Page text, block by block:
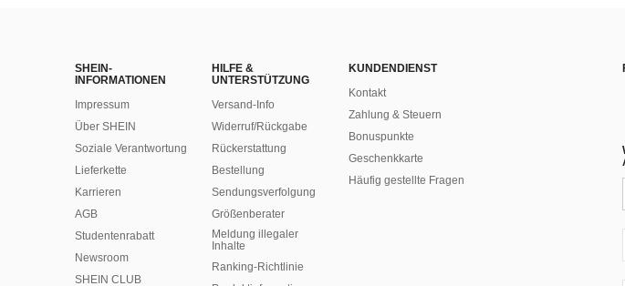
SHEIN-
INFORMATIONEN
Impressum
Über SHEIN
Soziale Verantwortung
Lieferkette
Karrieren
AGB
Studentenrabatt
Newsroom
SHEIN CLUB
HILFE &
UNTERSTÜTZUNG
Versand-Info
Widerruf/Rückgabe
Rückerstattung
Bestellung
Sendungsverfolgung
Größenberater
Meldung illegaler
Inhalte
Ranking-Richtlinie
KUNDENDIENST
Kontakt
Zahlung & Steuern
Bonuspunkte
Geschenkkarte
Häufig gestellte Fragen